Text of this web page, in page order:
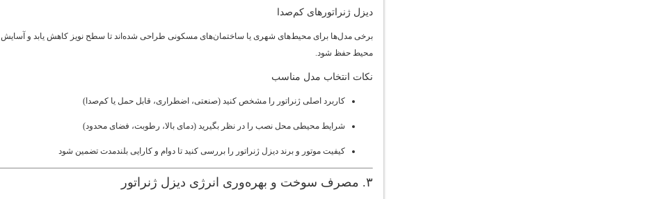
دیزل ژنراتورهای کم‌صدا
برخی مدل‌ها برای محیط‌های شهری یا ساختمان‌های مسکونی طراحی شده‌اند تا سطح نویز کاهش یابد و آسایش
محیط حفظ شود.
نکات انتخاب مدل مناسب
کاربرد اصلی ژنراتور را مشخص کنید (صنعتی، اضطراری، قابل حمل یا کم‌صدا)
شرایط محیطی محل نصب را در نظر بگیرید (دمای بالا، رطوبت، فضای محدود)
کیفیت موتور و برند دیزل ژنراتور را بررسی کنید تا دوام و کارایی بلندمدت تضمین شود
۳. مصرف سوخت و بهره‌وری انرژی دیزل ژنراتور